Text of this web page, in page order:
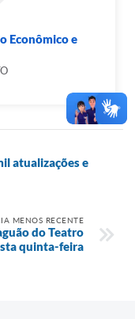
Econômico e
atualizações e
MENOS RECENTE
do Teatro
quinta-feira